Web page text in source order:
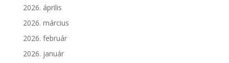
2026. április
2026. március
2026. február
2026. január